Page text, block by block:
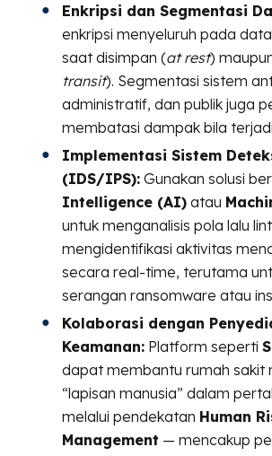
Enkripsi dan Segmentasi
enkripsi menyeluruh pada
saat disimpan (at rest)
transit). Segmentasi sistem
administratif, dan publik juga
membatasi dampak bila
Implementasi Sistem
(IDS/IPS): Gunakan solusi
Intelligence (AI) atau
untuk menganalisis pola lalu
mengidentifikasi aktivitas
secara real-time, terutama
serangan ransomware atau
Kolaborasi dengan
Keamanan: Platform seperti
dapat membantu rumah sakit
“lapisan manusia” dalam
melalui pendekatan Human
Management — mencakup